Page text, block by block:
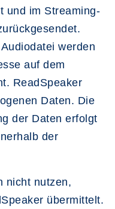
und im Streaming-
werden
auf dem
ReadSpeaker
Daten. Die
der Daten erfolgt
der
nicht nutzen,
übermittelt.